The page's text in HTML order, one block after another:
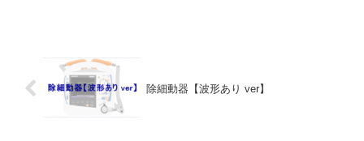
除細動器【波形あり ver】